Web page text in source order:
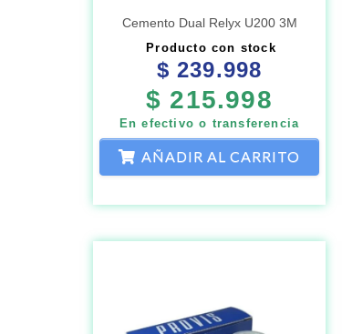
Cemento Dual Relyx U200 3M
Producto con stock
$ 239.998
$ 215.998
En efectivo o transferencia
AÑADIR AL CARRITO